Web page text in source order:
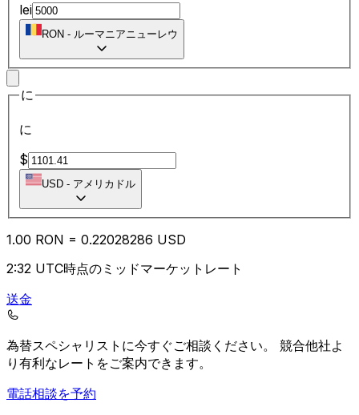
lei
RON - ルーマニアニューレウ
に
に
$
USD - アメリカドル
1.00 RON = 0.22028286 USD
2:32 UTC時点のミッドマーケットレート
送金
為替スペシャリストに今すぐご相談ください。 競合他社よ
り有利なレートをご案内できます。
電話相談を予約